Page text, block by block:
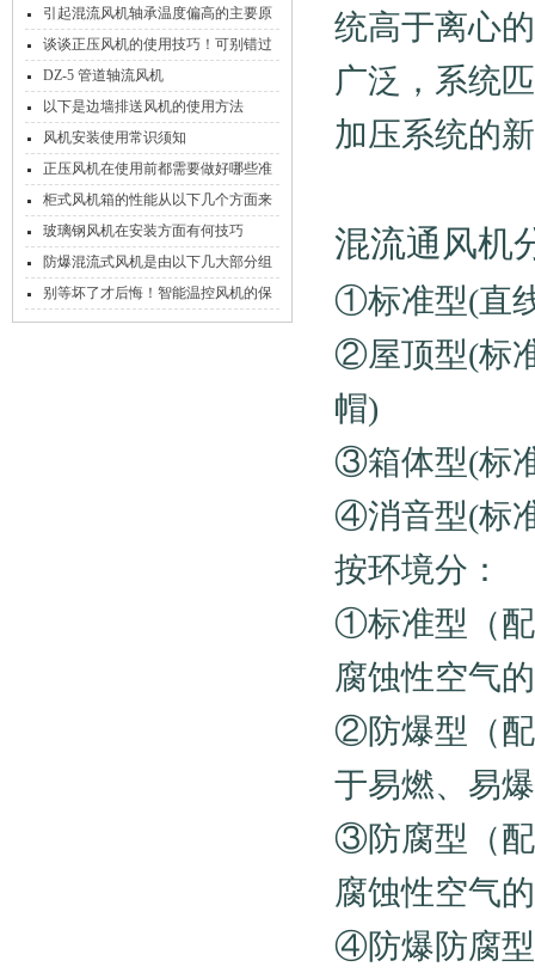
引起混流风机轴承温度偏高的主要原
因有哪些？
谈谈正压风机的使用技巧！可别错过
了！
DZ-5 管道轴流风机
以下是边墙排送风机的使用方法
风机安装使用常识须知
正压风机在使用前都需要做好哪些准
备！
柜式风机箱的性能从以下几个方面来
衡量
玻璃钢风机在安装方面有何技巧
防爆混流式风机是由以下几大部分组
成
别等坏了才后悔！智能温控风机的保
养诀窍，早知道多用好几年
统高于离心
广泛，系统
加压系统的
混流通风机
①标准型(直
②屋顶型(标
帽)
③箱体型(标
④消音型(标
按环境分：
①标准型（
腐蚀性空气
②防爆型（配
于易燃、易
③防腐型（配
腐蚀性空气
④防爆防腐型